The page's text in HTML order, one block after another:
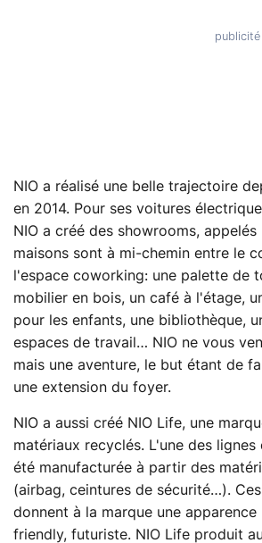
NIO a réalisé une belle trajectoire
en 2014. Pour ses voitures
NIO a créé des showrooms, appelés
maisons sont à mi-chemin entre le
l'espace coworking: une palette de
mobilier en bois, un café à l'étage,
pour les enfants, une bibliothèque,
espaces de travail… NIO ne vous
mais une aventure, le but étant de
une extension du foyer.
NIO a aussi créé NIO Life, une
matériaux recyclés. L'une des lignes
été manufacturée à partir des
(airbag, ceintures de sécurité…).
donnent à la marque une
friendly, futuriste. NIO Life produit